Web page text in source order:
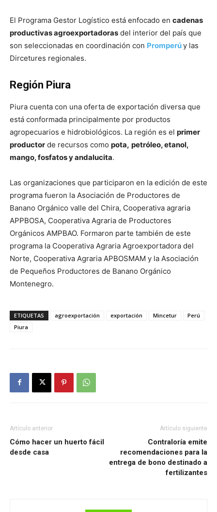
El Programa Gestor Logístico está enfocado en cadenas
productivas agroexportadoras del interior del país que
son seleccionadas en coordinación con Promperúy las
Dircetures regionales.
Región Piura
Piura cuenta con una oferta de exportación diversa que
está conformada principalmente por productos
agropecuarios e hidrobiológicos. La región es el primer
productor de recursos como pota, petróleo, etanol,
mango, fosfatos y andalucita.
Las organizaciones que participaron en la edición de este
programa fueron la Asociación de Productores de
Banano Orgánico valle del Chira, Cooperativa agraria
APPBOSA, Cooperativa Agraria de Productores
Orgánicos AMPBAO. Formaron parte también de este
programa la Cooperativa Agraria Agroexportadora del
Norte, Cooperativa Agraria APBOSMAM y la Asociación
de Pequeños Productores de Banano Orgánico
Montenegro.
ETIQUETAS agroexportación exportación Mincetur
Perú
Piura
Artículo anterior
Cómo hacer un huerto fácil
desde casa
Artículo siguiente
Contraloría emite
recomendaciones para la
entrega de bono destinado a
fertilizantes